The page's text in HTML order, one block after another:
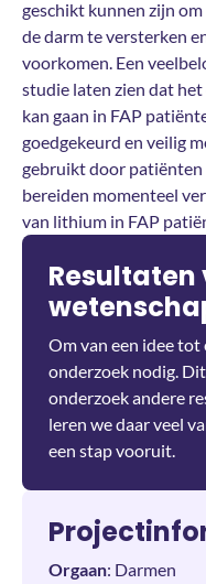
geschikt kunnen zijn
de darm te versterken
voorkomen. Een
studie laten zien dat
kan gaan in FAP
goedgekeurd en veilig
gebruikt door patiënten
bereiden momenteel
van lithium in FAP
Resultaten
Om van een idee tot
onderzoek nodig.
onderzoek andere
leren we daar veel
een stap vooruit.
Orgaan: Darmen